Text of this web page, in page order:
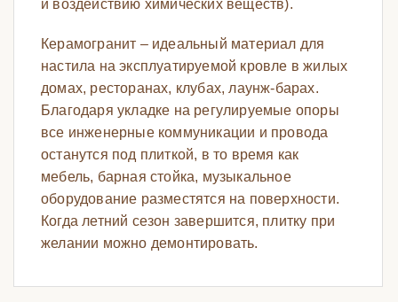
и воздействию химических веществ).
Керамогранит – идеальный материал для
настила на эксплуатируемой кровле в жилых
домах, ресторанах, клубах, лаунж-барах.
Благодаря укладке на регулируемые опоры
все инженерные коммуникации и провода
останутся под плиткой, в то время как
мебель, барная стойка, музыкальное
оборудование разместятся на поверхности.
Когда летний сезон завершится, плитку при
желании можно демонтировать.